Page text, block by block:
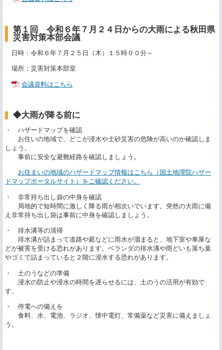
第１回 令和６年７月２４日からの大雨による秋田県
災害対策本部会議
日時：令和６年７月２５日（木）１５時００分～
場所：災害対策本部室
会議資料はこちら
◆大雨が降る前に
・ ハザードマップを確認
お住いの地域で、どこが浸水や土砂災害の危険が高いのか確認しま
しょう。
事前に安全な避難経路を確認しましょう。
お住まいの地域のハザードマップ情報はこちら（国土地理院ハザー
ドマップポータルサイト）をご確認ください。
・ 非常持ち出し袋の中身を確認
局地的で短時間に激しく降る雨が相次いでいます。突然の大雨に備
え非常持ち出し袋は事前に中身を確認しましょう。
・ 排水溝等の清掃
排水溝が詰まって道路や庭などに雨水が溜まると、地下室や車庫な
どが被害を受ける恐れがあります。ベランダの排水溝や雨どいも落ち葉
やゴミで詰まっていると２階に浸水する恐れがあります。
・ 土のうなどの準備
浸水の防止や浸水の時間を遅らせるには、土のうの活用が有効で
す。
・ 停電への備えを
食料、水、電池、ラジオ、懐中電灯、常備薬など災害に備えましょ
う。